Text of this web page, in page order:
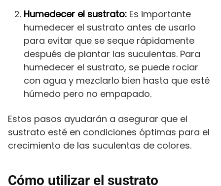
Humedecer el sustrato: Es importante
humedecer el sustrato antes de usarlo
para evitar que se seque rápidamente
después de plantar las suculentas. Para
humedecer el sustrato, se puede rociar
con agua y mezclarlo bien hasta que esté
húmedo pero no empapado.
Estos pasos ayudarán a asegurar que el
sustrato esté en condiciones óptimas para el
crecimiento de las suculentas de colores.
Cómo utilizar el sustrato